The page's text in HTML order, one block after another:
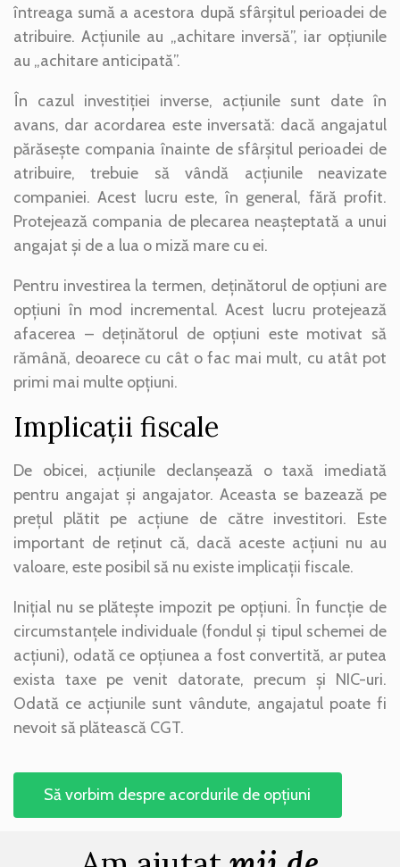
întreaga sumă a acestora după sfârșitul perioadei de
atribuire. Acțiunile au „achitare inversă”, iar opțiunile
au „achitare anticipată”.
În cazul investiției inverse, acțiunile sunt date în
avans, dar acordarea este inversată: dacă angajatul
părăsește compania înainte de sfârșitul perioadei de
atribuire, trebuie să vândă acțiunile neavizate
companiei. Acest lucru este, în general, fără profit.
Protejează compania de plecarea neașteptată a unui
angajat și de a lua o miză mare cu ei.
Pentru investirea la termen, deținătorul de opțiuni are
opțiuni în mod incremental. Acest lucru protejează
afacerea – deținătorul de opțiuni este motivat să
rămână, deoarece cu cât o fac mai mult, cu atât pot
primi mai multe opțiuni.
Implicații fiscale
De obicei, acțiunile declanșează o taxă imediată
pentru angajat și angajator. Aceasta se bazează pe
prețul plătit pe acțiune de către investitori. Este
important de reținut că, dacă aceste acțiuni nu au
valoare, este posibil să nu existe implicații fiscale.
Inițial nu se plătește impozit pe opțiuni. În funcție de
circumstanțele individuale (fondul și tipul schemei de
acțiuni), odată ce opțiunea a fost convertită, ar putea
exista taxe pe venit datorate, precum și NIC-uri.
Odată ce acțiunile sunt vândute, angajatul poate fi
nevoit să plătească CGT.
Să vorbim despre acordurile de opțiuni